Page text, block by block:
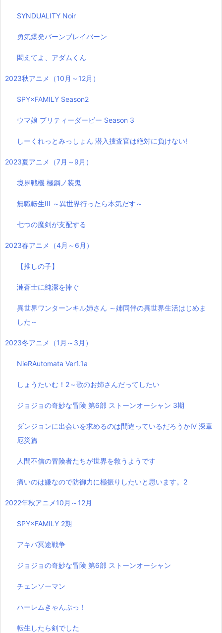
SYNDUALITY Noir
勇気爆発バーンブレイバーン
悶えてよ、アダムくん
2023秋アニメ（10月～12月）
SPY×FAMILY Season2
ウマ娘 プリティーダービー Season 3
しーくれっとみっしょん 潜入捜査官は絶対に負けない!
2023夏アニメ（7月～9月）
境界戦機 極鋼ノ装鬼
無職転生III ～異世界行ったら本気だす～
七つの魔剣が支配する
2023春アニメ（4月～6月）
【推しの子】
漣蒼士に純潔を捧ぐ
異世界ワンターンキル姉さん ～姉同伴の異世界生活はじめま
した～
2023冬アニメ（1月～3月）
NieRAutomata Ver1.1a
しょうたいむ！2～歌のお姉さんだってしたい
ジョジョの奇妙な冒険 第6部 ストーンオーシャン 3期
ダンジョンに出会いを求めるのは間違っているだろうかⅣ 深章
厄災篇
人間不信の冒険者たちが世界を救うようです
痛いのは嫌なので防御力に極振りしたいと思います。2
2022年秋アニメ10月～12月
SPY×FAMILY 2期
アキバ冥途戦争
ジョジョの奇妙な冒険 第6部 ストーンオーシャン
チェンソーマン
ハーレムきゃんぷっ！
転生したら剣でした